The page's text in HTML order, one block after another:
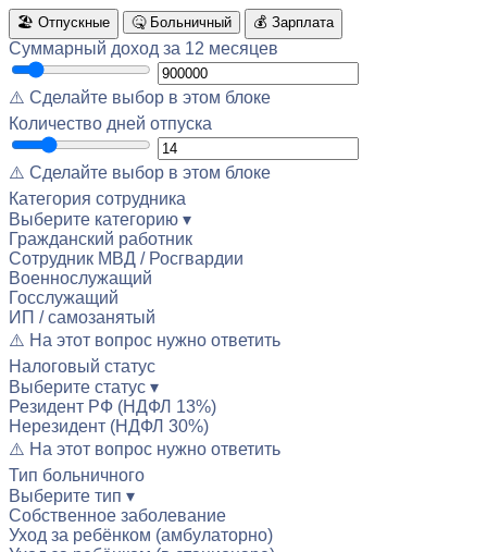
🏖 Отпускные 🤒 Больничный 💰 Зарплата
Суммарный доход за 12 месяцев
⚠️ Сделайте выбор в этом блоке
Количество дней отпуска
⚠️ Сделайте выбор в этом блоке
Категория сотрудника
Выберите категорию ▾
Гражданский работник
Сотрудник МВД / Росгвардии
Военнослужащий
Госслужащий
ИП / самозанятый
⚠️ На этот вопрос нужно ответить
Налоговый статус
Выберите статус ▾
Резидент РФ (НДФЛ 13%)
Нерезидент (НДФЛ 30%)
⚠️ На этот вопрос нужно ответить
Тип больничного
Выберите тип ▾
Собственное заболевание
Уход за ребёнком (амбулаторно)